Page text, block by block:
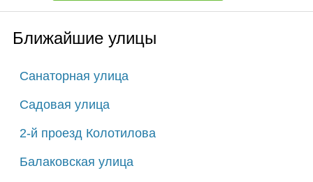
Ближайшие улицы
Санаторная улица
Садовая улица
2-й проезд Колотилова
Балаковская улица